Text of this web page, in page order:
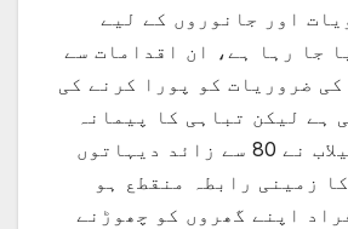
اور جانوروں کے لیے
جا رہا ہے، ان اقدامات سے
کی ضروریات کو پورا کرنے کی
ہے لیکن تباہی کا پیمانہ
بہت بڑا ہے۔ سیلاب نے 80 سے زائد دیہاتوں
زمینی رابطہ منقطع ہو
اپنے گھروں کو چھوڑنے